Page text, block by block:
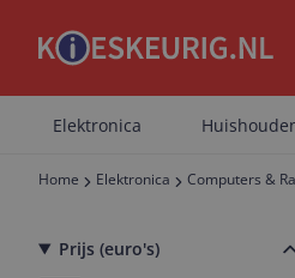
Elektronica
Home Elektronica Computers &
Prijs (euro's)